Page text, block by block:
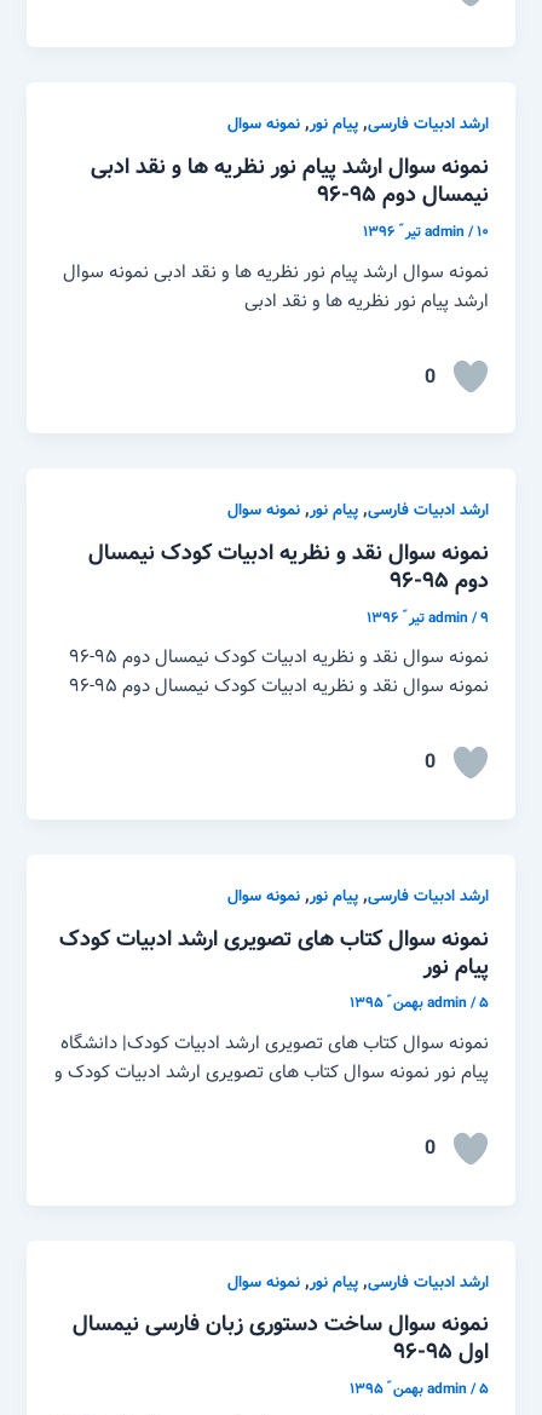
ارشد ادبیات فارسی,پیام نور,نمونه سوال
نمونه سوال ارشد پیام نور نظریه ها و نقد ادبی
نیمسال دوم ۹۵-۹۶
admin/۱۰ تیر ّ ۱۳۹۶
نمونه سوال ارشد پیام نور نظریه ها و نقد ادبی نمونه سوال
ارشد پیام نور نظریه ها و نقد ادبی
0
ارشد ادبیات فارسی,پیام نور,نمونه سوال
نمونه سوال نقد و نظریه ادبیات کودک نیمسال
دوم ۹۵-۹۶
admin/۹ تیر ّ ۱۳۹۶
نمونه سوال نقد و نظریه ادبیات کودک نیمسال دوم ۹۵-۹۶
نمونه سوال نقد و نظریه ادبیات کودک نیمسال دوم ۹۵-۹۶
0
ارشد ادبیات فارسی,پیام نور,نمونه سوال
نمونه سوال کتاب های تصویری ارشد ادبیات کودک
پیام نور
admin/۵ بهمن ّ ۱۳۹۵
نمونه سوال کتاب های تصویری ارشد ادبیات کودک| دانشگاه
پیام نور نمونه سوال کتاب های تصویری ارشد ادبیات کودک و
0
ارشد ادبیات فارسی,پیام نور,نمونه سوال
نمونه سوال ساخت دستوری زبان فارسی نیمسال
اول ۹۵-۹۶
admin/۵ بهمن ّ ۱۳۹۵